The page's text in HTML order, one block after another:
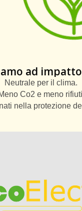
ad
Neutrale per il clima.
Co2 e meno
nella protezione